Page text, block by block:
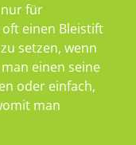
für
einen Bleistift
setzen, wenn
einen seine
oder einfach,
man